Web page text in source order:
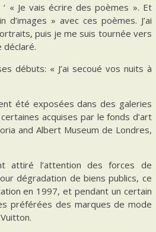
« Je vais écrire des poèmes ». Et
d’images » avec ces poèmes. J’ai
puis je me suis tournée vers
déclaré.
débuts: « J’ai secoué vos nuits à
été exposées dans des galeries
acquises par le fonds d’art
and Albert Museum de Londres,
attiré l’attention des forces de
dégradation de biens publics, ce
en 1997, et pendant un certain
préférées des marques de mode